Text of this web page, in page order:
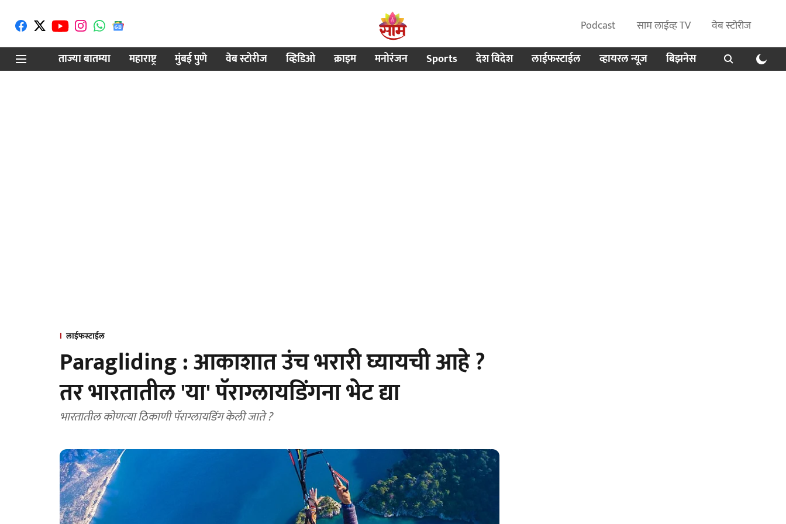
Podcast साम लाईव्ह TV
वेब स्टोरीज
ताज्या बातम्या
महाराष्ट्र मुंबई पुणे वेब स्टोरीज व्हिडिओ क्राइम मनोरंजन Sports देश विदेश लाईफस्टाईल व्हायरल न्यूज बिझनेस
लाईफस्टाईल
Paragliding : आकाशात उंच भरारी घ्यायची आहे ?
तर भारतातील 'या' पॅराग्लायडिंगना भेट द्या
भारतातील कोणत्या ठिकाणी पॅराग्लायडिंग केली जाते ?